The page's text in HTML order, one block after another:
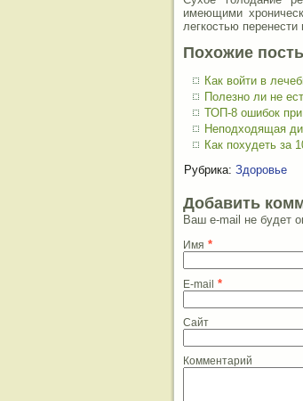
имеющими
легкостью
Похожие
Как войти в
Полезно ли не
ТОП-8 ошибок при
Неподходящая
Как похудеть за
Рубрика: Здоровье
Добавить
Ваш e-mail не будет
Имя *
E-mail *
Сайт
Комментарий